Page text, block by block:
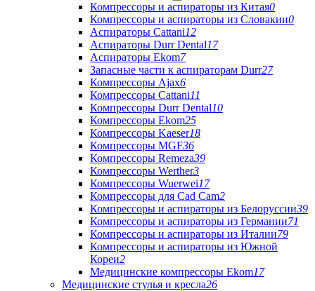
Компрессоры и аспираторы из Китая0
Компрессоры и аспираторы из Словакии0
Аспираторы Cattani12
Аспираторы Durr Dental17
Аспираторы Ekom7
Запасные части к аспираторам Durr27
Компрессоры Ajax6
Компрессоры Cattani11
Компрессоры Durr Dental10
Компрессоры Ekom25
Компрессоры Kaeser18
Компрессоры MGF36
Компрессоры Remeza39
Компрессоры Werther3
Компрессоры Wuerwei17
Компрессоры для Cad Cam2
Компрессоры и аспираторы из Белоруссии39
Компрессоры и аспираторы из Германии71
Компрессоры и аспираторы из Италии79
Компрессоры и аспираторы из Южной
Кореи2
Медицинские компрессоры Ekom17
Медицинские стулья и кресла26